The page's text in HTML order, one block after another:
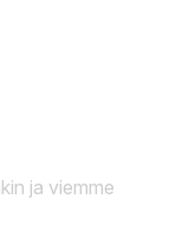
ja viemme